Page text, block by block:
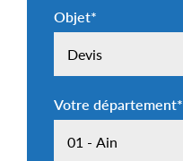
Objet*
Votre département*